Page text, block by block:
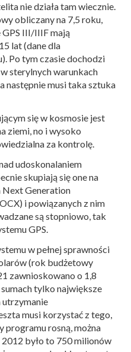
nie działa tam wiecznie.
obliczany na 7,5 roku,
GPS III/IIIF mają
lat (dane dla
Po tym czasie dochodzi
sterylnych warunkach
następnie musi taka sztuka
się w kosmosie jest
ziemi, no i wysoko
za kontrolę.
udoskonalaniem
skupiają się one na
Next Generation
i powiązanych z nim
są stopniowo, tak
GPS.
w pełnej sprawności
(rok budżetowy
zawnioskowano o 1,8
tylko największe
utrzymanie
musi korzystać z tego,
programu rosną, można
było to 750 milionów